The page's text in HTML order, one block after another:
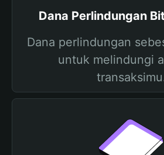
Dana Perlindungan
Dana perlindungan
untuk melindungi